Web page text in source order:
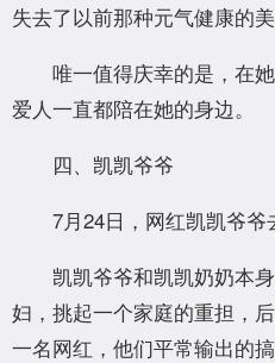
失去了以前那种元气健康的美
唯一值得庆幸的是，在
爱人一直都陪在她的身边。
四、凯凯爷爷
7月24日，网红凯凯爷爷
凯凯爷爷和凯凯奶奶本
妇，挑起一个家庭的重担，
一名网红，他们平常输出的